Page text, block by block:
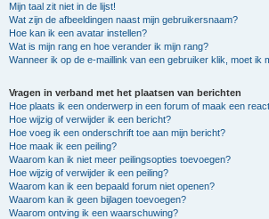
Mijn taal zit niet in de lijst!
Wat zijn de afbeeldingen naast mijn gebruikersnaam?
Hoe kan ik een avatar instellen?
Wat is mijn rang en hoe verander ik mijn rang?
Wanneer ik op de e-maillink van een gebruiker klik, moet ik
Vragen in verband met het plaatsen van berichten
Hoe plaats ik een onderwerp in een forum of maak een
Hoe wijzig of verwijder ik een bericht?
Hoe voeg ik een onderschrift toe aan mijn bericht?
Hoe maak ik een peiling?
Waarom kan ik niet meer peilingsopties toevoegen?
Hoe wijzig of verwijder ik een peiling?
Waarom kan ik een bepaald forum niet openen?
Waarom kan ik geen bijlagen toevoegen?
Waarom ontving ik een waarschuwing?